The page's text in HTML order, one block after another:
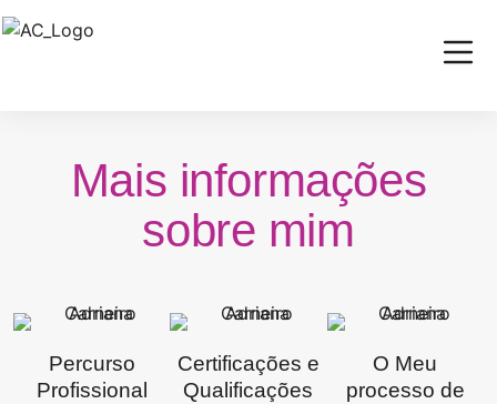
Mais informações
sobre mim
Percurso
Profissional
Certificações e
Qualificações
O Meu
processo de